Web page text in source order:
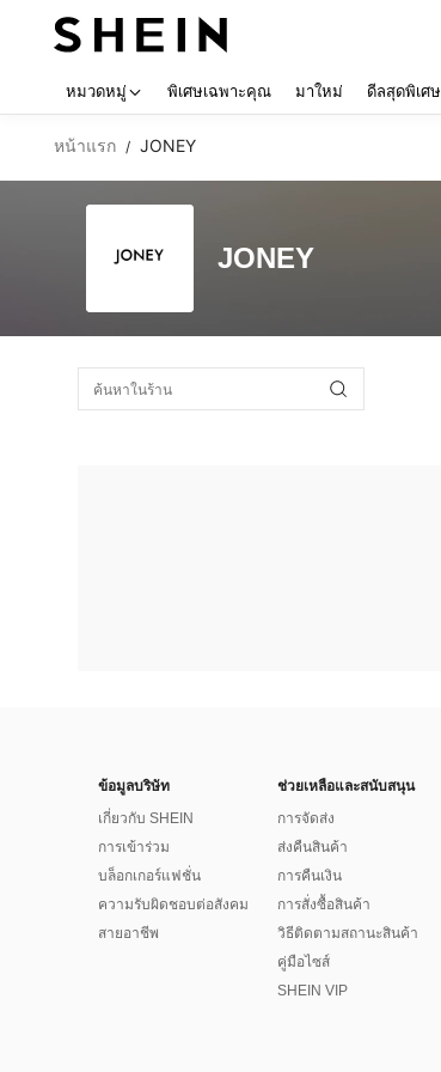
หมวดหมู่ พิเศษเฉพาะคุณ มาใหม่ ดีลสุดพิเศษ
หน้าแรก / JONEY
JONEY
ข้อมูลบริษัท
เกี่ยวกับ SHEIN
การเข้าร่วม
บล็อกเกอร์แฟชั่น
ความรับผิดชอบต่อสังคม
สายอาชีพ
ช่วยเหลือและสนับสนุน
การจัดส่ง
ส่งคืนสินค้า
การคืนเงิน
การสั่งซื้อสินค้า
วิธีติดตามสถานะสินค้า
คู่มือไซส์
SHEIN VIP